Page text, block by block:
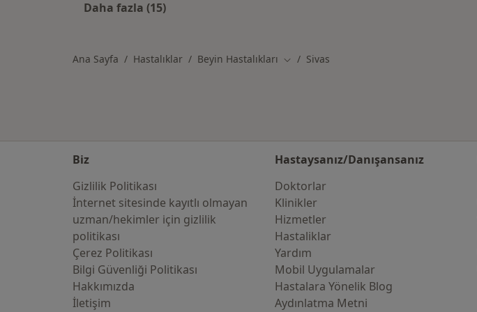
Daha fazla (15)
Ana Sayfa Hastalıklar Beyin Hastalıkları Şehir değiştir
Sivas
Biz
Gizlilik Politikası
İnternet sitesinde kayıtlı olmayan
uzman/hekimler i̇çin gizlilik
politikası
Çerez Politikası
Bilgi Güvenliği Politikası
Hakkımızda
İletişim
Hastaysanız/Danışansanız
Doktorlar
Klinikler
Hizmetler
Hastaliklar
Yardım
Mobil Uygulamalar
Hastalara Yönelik Blog
Aydınlatma Metni